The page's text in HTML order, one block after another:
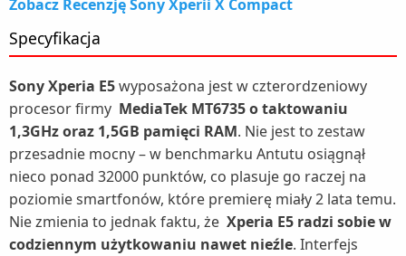
Zobacz Recenzję Sony Xperii X Compact
Specyfikacja
Sony Xperia E5wyposażona jest w czterordzeniowy
procesor firmy MediaTek MT6735 o taktowaniu
1,3GHz oraz 1,5GB pamięci RAM. Nie jest to zestaw
przesadnie mocny – w benchmarku Antutu osiągnął
nieco ponad 32000 punktów, co plasuje go raczej na
poziomie smartfonów, które premierę miały 2 lata temu.
Nie zmienia to jednak faktu, że Xperia E5 radzi sobie w
codziennym użytkowaniu nawet nieźle. Interfejs